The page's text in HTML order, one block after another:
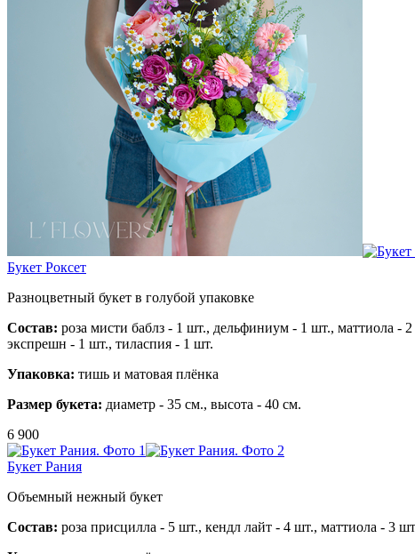
Букет Роксет
Разноцветный букет в голубой упаковке
Состав: роза мисти баблз - 1 шт., дельфиниум - 1 шт., маттиола -
экспрешн - 1 шт., тиласпия - 1 шт.
Упаковка: тишь и матовая плёнка
Размер букета: диаметр - 35 см., высота - 40 см.
6 900
Букет Рания
Объемный нежный букет
Состав: роза присцилла - 5 шт., кендл лайт - 4 шт., маттиола - 3